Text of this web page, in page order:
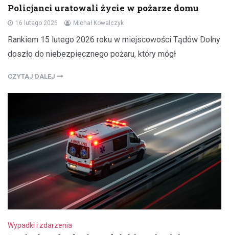
Policjanci uratowali życie w pożarze domu
16 lutego 2026 Michał Kowalczyk
Rankiem 15 lutego 2026 roku w miejscowości Tądów Dolny
doszło do niebezpiecznego pożaru, który mógł
CZYTAJ DALEJ
Wypadki i zdarzenia